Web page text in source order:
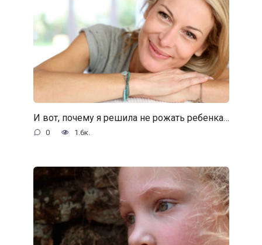
И вот, почему я решила не рожать ребенка…
0 1.6к.